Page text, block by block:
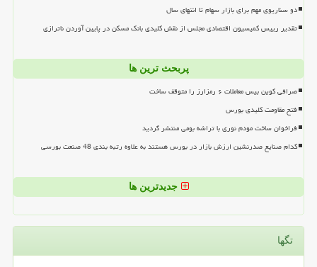
دو سناریوی مهم برای بازار سهام تا انتهای سال
تقدیر رییس کمیسیون اقتصادی مجلس از نقش کلیدی بانک مسکن در پایین آوردن ناترازی
پربحث ترین ها
صرافی کوین بیس معاملات ۶ رمزارز را متوقف ساخت
فتح مقاومت کلیدی بورس
فراخوان ساخت مودم نوری با تراشه بومی منتشر گردید
کدام صنایع صدرنشین ارزش بازار در بورس هستند به علاوه رتبه بندی 48 صنعت بورسی
جدیدترین ها
تگها